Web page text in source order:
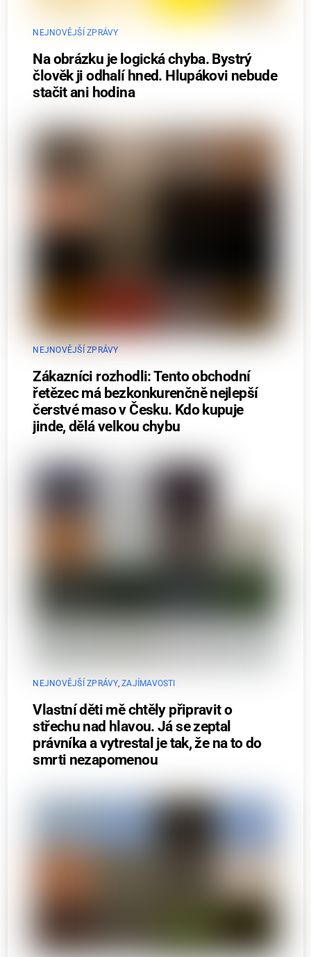
NEJNOVĚJŠÍ ZPRÁVY
Na obrázku je logická chyba. Bystrý
člověk ji odhalí hned. Hlupákovi nebude
stačit ani hodina
NEJNOVĚJŠÍ ZPRÁVY
Zákazníci rozhodli: Tento obchodní
řetězec má bezkonkurenčně nejlepší
čerstvé maso v Česku. Kdo kupuje
jinde, dělá velkou chybu
NEJNOVĚJŠÍ ZPRÁVY,ZAJÍMAVOSTI
Vlastní děti mě chtěly připravit o
střechu nad hlavou. Já se zeptal
právníka a vytrestal je tak, že na to do
smrti nezapomenou